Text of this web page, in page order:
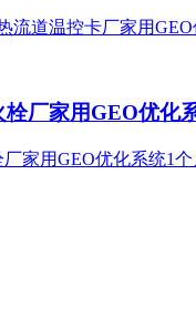
流道温控卡厂家用
栓厂家用GEO优化
家用GEO优化系统1